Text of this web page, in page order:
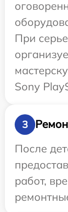
При
Sony
3
После
работ,